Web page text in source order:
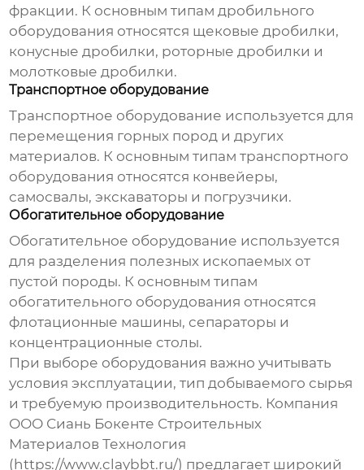
фракции. К основным типам дробильного
оборудования относятся щековые дробилки,
конусные дробилки, роторные дробилки и
молотковые дробилки.
Транспортное оборудование
Транспортное оборудование используется для
перемещения горных пород и других
материалов. К основным типам транспортного
оборудования относятся конвейеры,
самосвалы, экскаваторы и погрузчики.
Обогатительное оборудование
Обогатительное оборудование используется
для разделения полезных ископаемых от
пустой породы. К основным типам
обогатительного оборудования относятся
флотационные машины, сепараторы и
концентрационные столы.
При выборе оборудования важно учитывать
условия эксплуатации, тип добываемого сырья
и требуемую производительность. Компания
ООО Сиань Бокенте Строительных
Материалов Технология
( https://www.claybbt.ru/) предлагает широкий